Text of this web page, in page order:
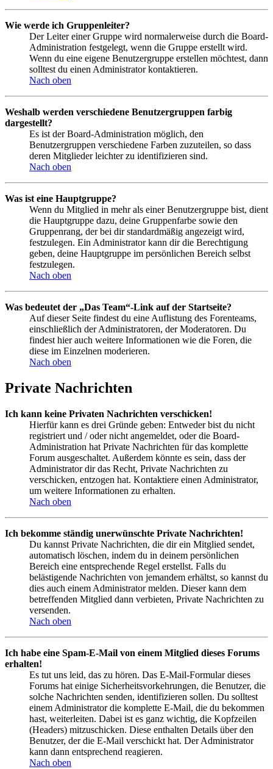
Wie werde ich Gruppenleiter?
Der Leiter einer Gruppe wird normalerweise durch die Board-
Administration festgelegt, wenn die Gruppe erstellt wird.
Wenn du eine eigene Benutzergruppe erstellen möchtest, dann
solltest du einen Administrator kontaktieren.
Nach oben
Weshalb werden verschiedene Benutzergruppen farbig
dargestellt?
Es ist der Board-Administration möglich, den
Benutzergruppen verschiedene Farben zuzuteilen, so dass
deren Mitglieder leichter zu identifizieren sind.
Nach oben
Was ist eine Hauptgruppe?
Wenn du Mitglied in mehr als einer Benutzergruppe bist, dient
die Hauptgruppe dazu, deine Gruppenfarbe sowie den
Gruppenrang, der bei dir standardmäßig angezeigt wird,
festzulegen. Ein Administrator kann dir die Berechtigung
geben, deine Hauptgruppe im persönlichen Bereich selbst
festzulegen.
Nach oben
Was bedeutet der „Das Team“-Link auf der Startseite?
Auf dieser Seite findest du eine Auflistung des Forenteams,
einschließlich der Administratoren, der Moderatoren. Du
findest hier auch weitere Informationen wie die Foren, die
diese im Einzelnen moderieren.
Nach oben
Private Nachrichten
Ich kann keine Privaten Nachrichten verschicken!
Hierfür kann es drei Gründe geben: Entweder bist du nicht
registriert und / oder nicht angemeldet, oder die Board-
Administration hat Private Nachrichten für das komplette
Forum ausgeschaltet. Außerdem könnte es sein, dass der
Administrator dir das Recht, Private Nachrichten zu
verschicken, entzogen hat. Kontaktiere einen Administrator,
um weitere Informationen zu erhalten.
Nach oben
Ich bekomme ständig unerwünschte Private Nachrichten!
Du kannst Private Nachrichten, die dir ein Mitglied sendet,
automatisch löschen, indem du in deinem persönlichen
Bereich eine entsprechende Regel erstellst. Falls du
belästigende Nachrichten von jemandem erhältst, so kannst du
dies auch einem Administrator melden. Dieser kann dem
betreffenden Mitglied dann verbieten, Private Nachrichten zu
versenden.
Nach oben
Ich habe eine Spam-E-Mail von einem Mitglied dieses Forums
erhalten!
Es tut uns leid, das zu hören. Das E-Mail-Formular dieses
Forums hat einige Sicherheitsvorkehrungen, die Benutzer, die
solche Nachrichten senden, identifizieren sollen. Du solltest
einem Administrator die komplette E-Mail, die du bekommen
hast, weiterleiten. Dabei ist es ganz wichtig, die Kopfzeilen
(Headers) mitzuschicken. Diese enthalten Details über den
Benutzer, der die E-Mail verschickt hat. Der Administrator
kann dann entsprechend reagieren.
Nach oben